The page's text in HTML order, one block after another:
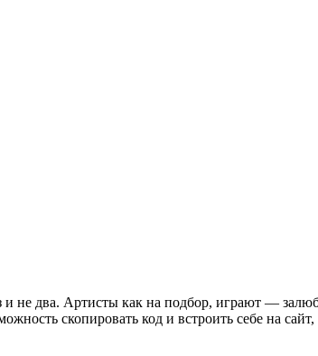
не два. Артисты как на подбор, играют —
скопировать код и встроить себе на